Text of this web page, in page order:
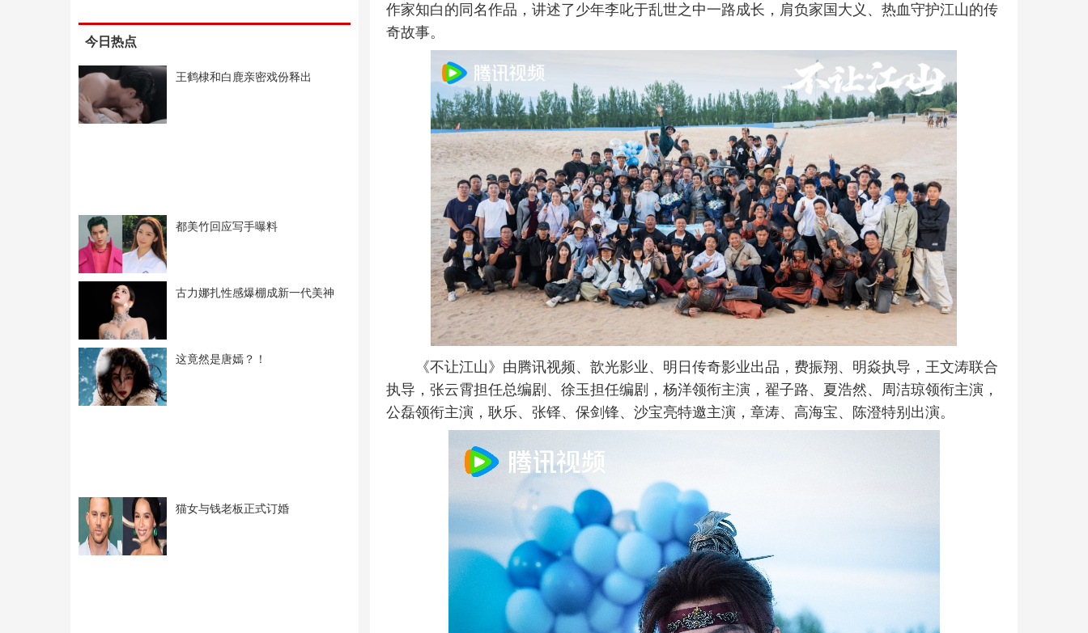
今日热点
王鹤棣和白鹿亲密戏份释出
都美竹回应写手曝料
古力娜扎性感爆棚成新一代美神
这竟然是唐嫣？！
猫女与钱老板正式订婚
作家知白的同名作品，讲述了少年李叱于乱世之中一路成长，肩负家国大义、热血守护江山的传
奇故事。
《不让江山》由腾讯视频、歆光影业、明日传奇影业出品，费振翔、明焱执导，王文涛联合
执导，张云霄担任总编剧、徐玉担任编剧，杨洋领衔主演，翟子路、夏浩然、周洁琼领衔主演，
公磊领衔主演，耿乐、张铎、保剑锋、沙宝亮特邀主演，章涛、高海宝、陈澄特别出演。